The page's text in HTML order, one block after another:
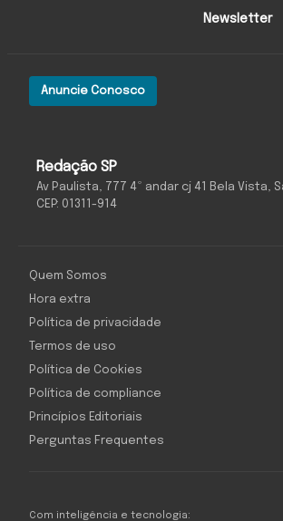
Redação SP
Av Paulista, 777 4º andar cj 41 Bela Vista,
CEP: 01311-914
Anuncie Conosco
Newsletter
Com inteligência e tecnologia:
Quem Somos
Hora extra
Política de privacidade
Termos de uso
Política de Cookies
Política de compliance
Princípios Editoriais
Perguntas Frequentes